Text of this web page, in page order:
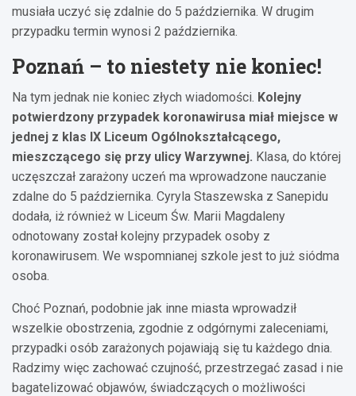
musiała uczyć się zdalnie do 5 października. W drugim
przypadku termin wynosi 2 października.
Poznań – to niestety nie koniec!
Na tym jednak nie koniec złych wiadomości. Kolejny
potwierdzony przypadek koronawirusa miał miejsce w
jednej z klas IX Liceum Ogólnokształcącego,
mieszczącego się przy ulicy Warzywnej. Klasa, do której
uczęszczał zarażony uczeń ma wprowadzone nauczanie
zdalne do 5 października. Cyryla Staszewska z Sanepidu
dodała, iż również w Liceum Św. Marii Magdaleny
odnotowany został kolejny przypadek osoby z
koronawirusem. We wspomnianej szkole jest to już siódma
osoba.
Choć Poznań, podobnie jak inne miasta wprowadził
wszelkie obostrzenia, zgodnie z odgórnymi zaleceniami,
przypadki osób zarażonych pojawiają się tu każdego dnia.
Radzimy więc zachować czujność, przestrzegać zasad i nie
bagatelizować objawów, świadczących o możliwości